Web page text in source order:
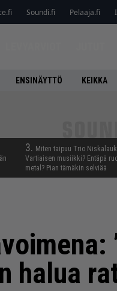
Soundi.fi Pelaaja.fi
ENSINÄYTTÖ KEIKKA
3. Miten taipuu Trio
Vartiaisen musiikki? Entäpä
metal? Pian tämäkin selviää
halua